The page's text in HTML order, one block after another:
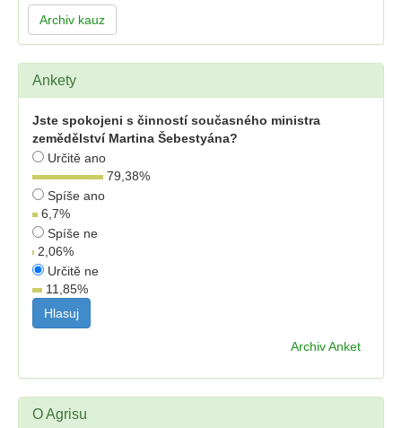
Archiv kauz
Ankety
Jste spokojeni s činností současného ministra
zemědělství Martina Šebestyána?
Určitě ano
79,38%
Spíše ano
6,7%
Spíše ne
2,06%
Určitě ne
11,85%
Archiv Anket
O Agrisu